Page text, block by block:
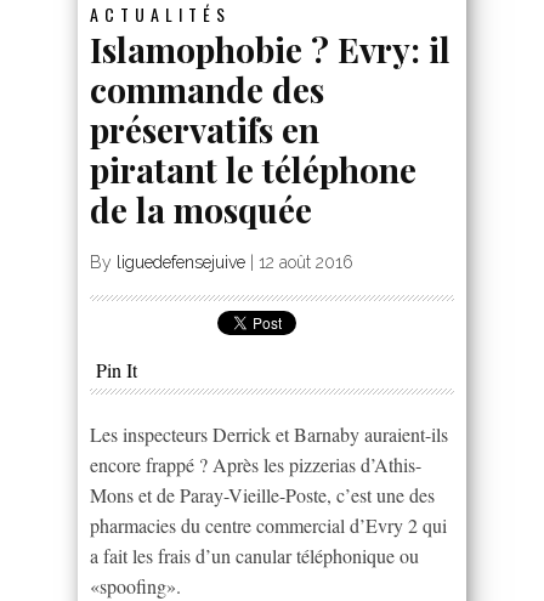
ACTUALITÉS
Islamophobie ? Evry: il
commande des
préservatifs en
piratant le téléphone
de la mosquée
By liguedefensejuive 12 août 2016
Pin It
Les inspecteurs Derrick et Barnaby auraient-ils
encore frappé ? Après les pizzerias d’Athis-
Mons et de Paray-Vieille-Poste, c’est une des
pharmacies du centre commercial d’Evry 2 qui
a fait les frais d’un canular téléphonique ou
«spoofing».